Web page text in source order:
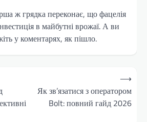
ж грядка переконає, що фацелія
в майбутні врожаї. А ви
у коментарях, як пішло.
Як зв’язатися з оператором
Bolt: повний гайд 2026
⟶